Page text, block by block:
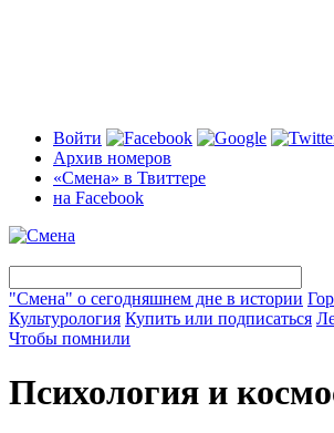
Войти
Архив номеров
«Смена» в Твиттере
на Facebook
"Смена" о сегодняшнем дне в истории
Культурология Купить или подписаться
Чтобы помнили
Психология и